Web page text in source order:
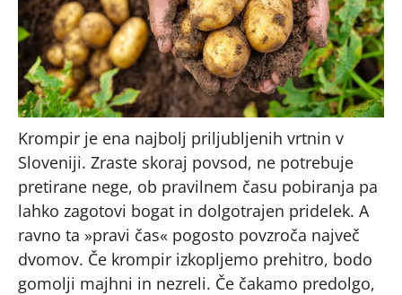
Krompir je ena najbolj priljubljenih vrtnin v
Sloveniji. Zraste skoraj povsod, ne potrebuje
pretirane nege, ob pravilnem času pobiranja pa
lahko zagotovi bogat in dolgotrajen pridelek. A
ravno ta »pravi čas« pogosto povzroča največ
dvomov. Če krompir izkopljemo prehitro, bodo
gomolji majhni in nezreli. Če čakamo predolgo,